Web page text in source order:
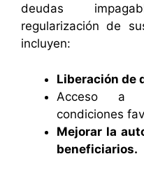
deudas
regularización de
incluyen:
Liberación de
Acceso a
condiciones
Mejorar la
beneficiarios.